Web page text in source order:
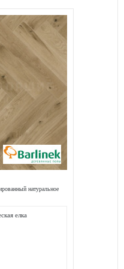
натуральное
елка